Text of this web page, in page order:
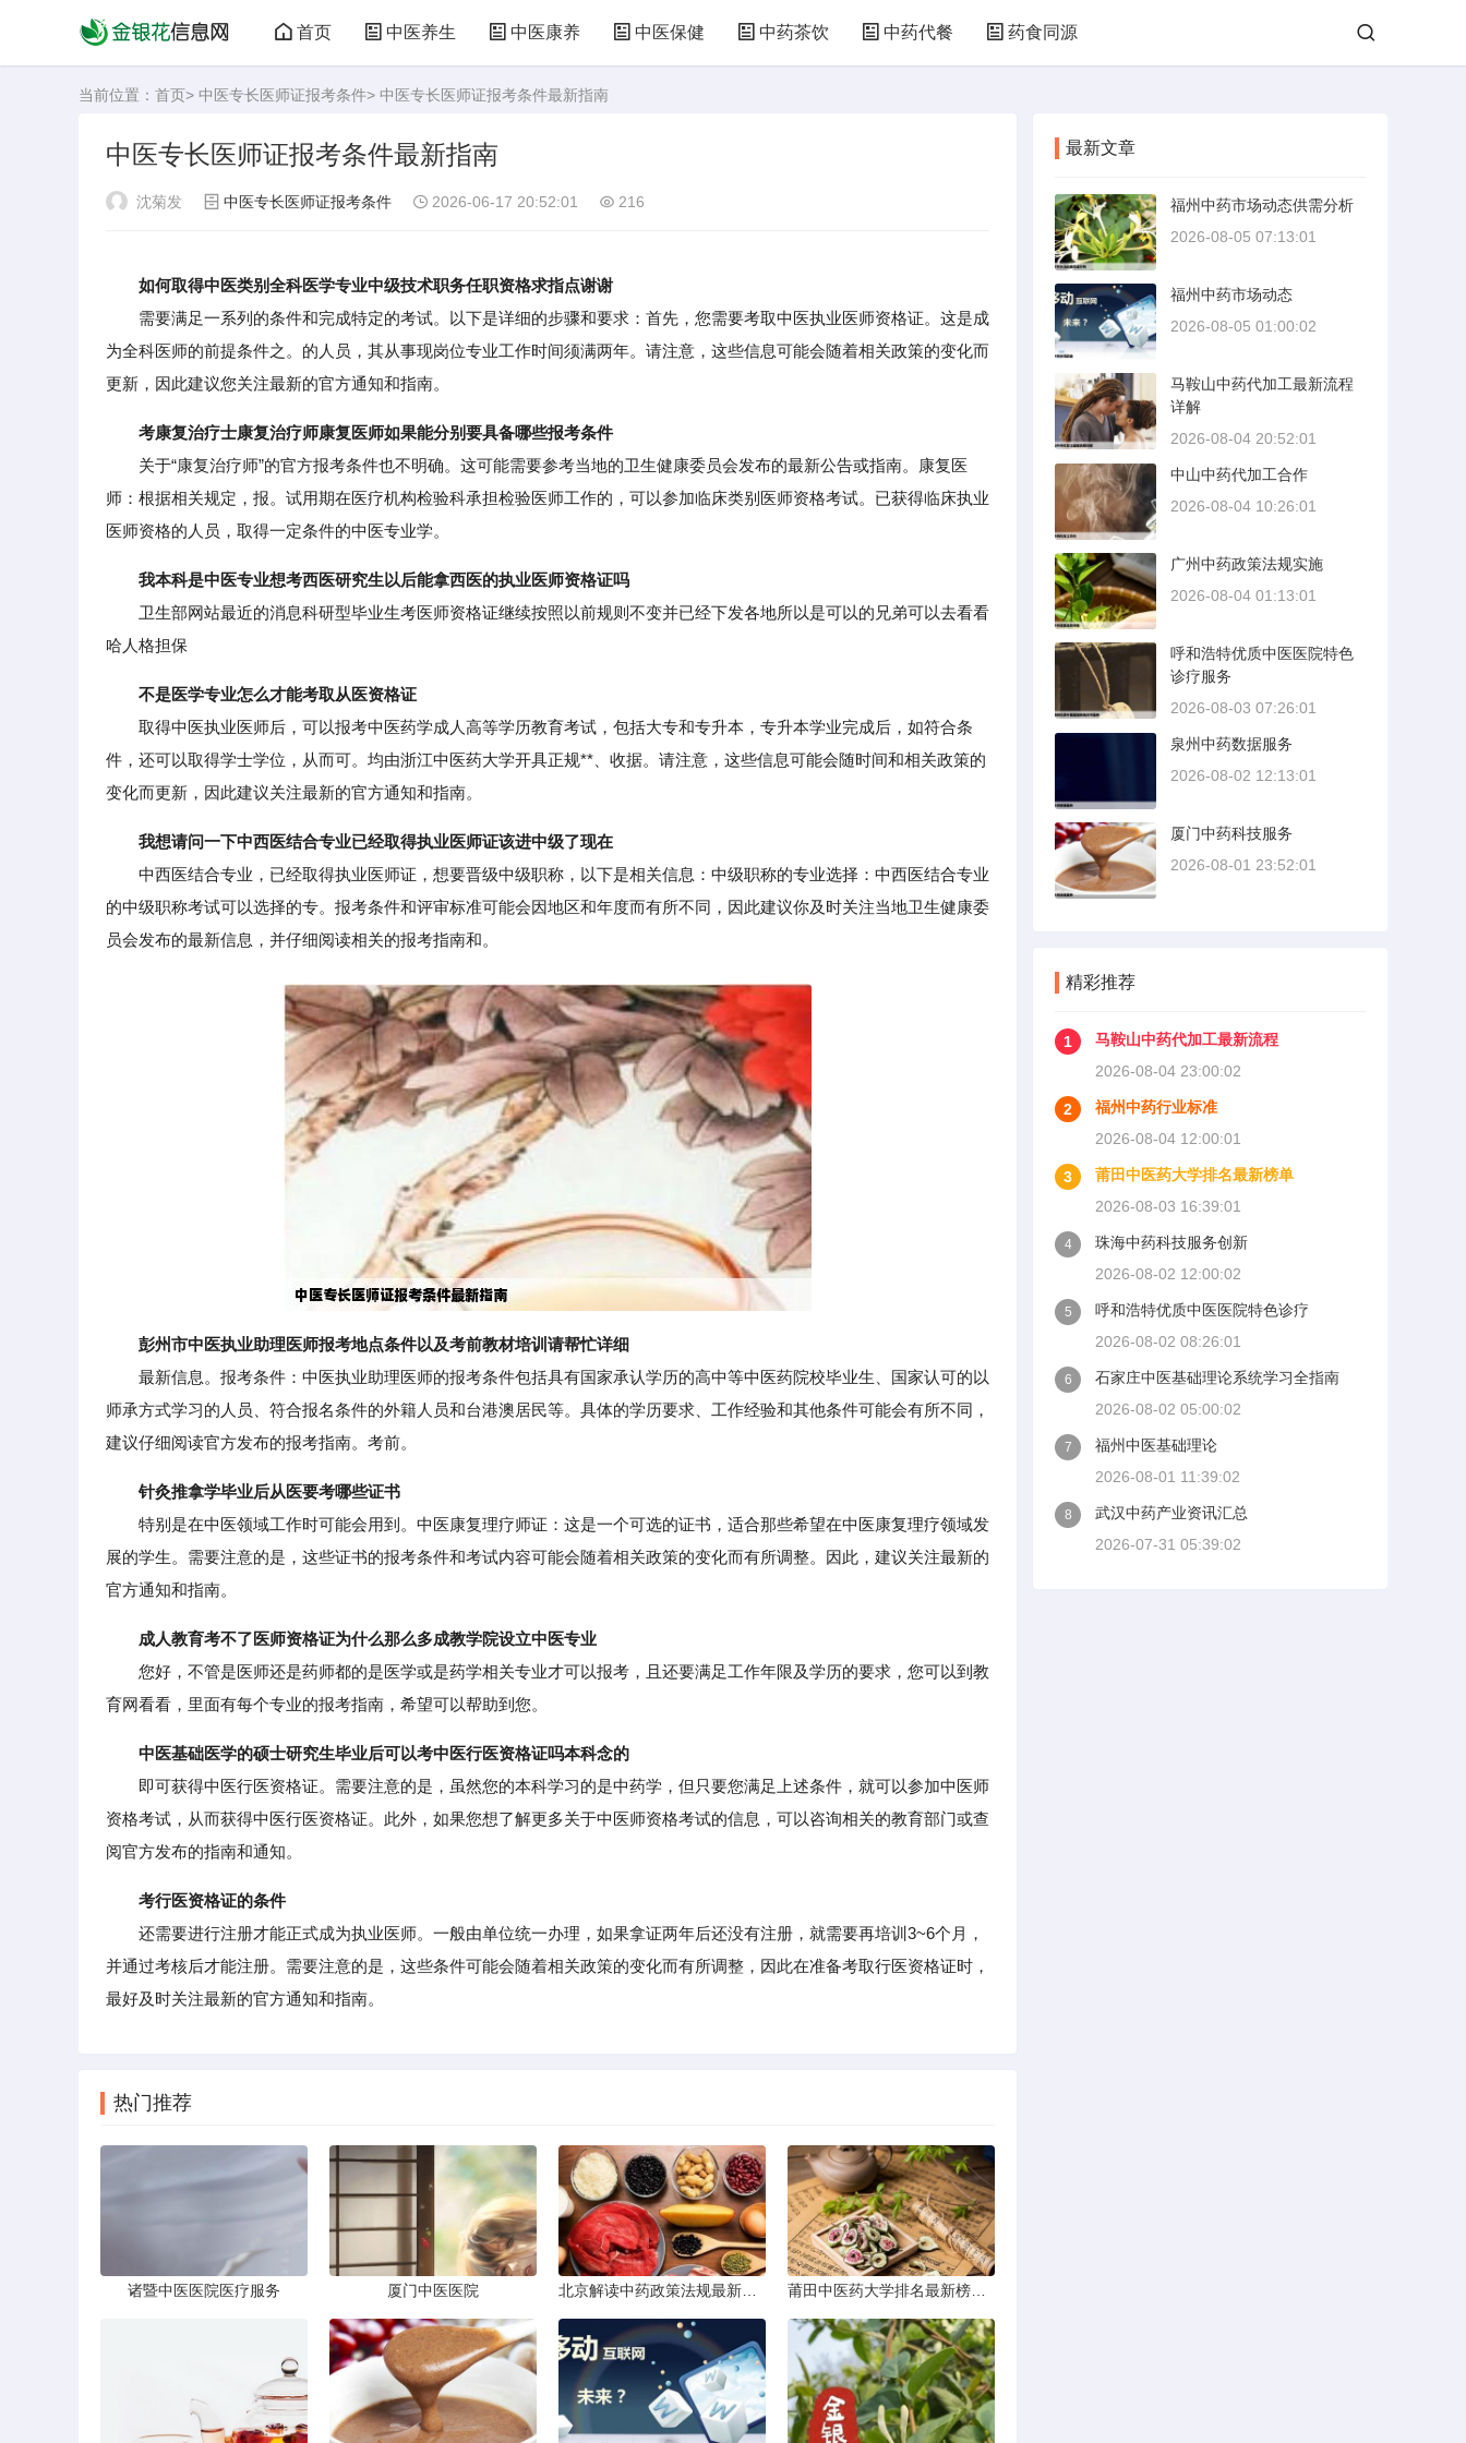
首页 中医养生 中医康养 中医保健 中药茶饮 中药代餐 药食同源
当前位置： 首页> 中医专长医师证报考条件> 中医专长医师证报考条件最新指南
中医专长医师证报考条件最新指南
沈菊发 中医专长医师证报考条件 2026-06-17 20:52:01 216
如何取得中医类别全科医学专业中级技术职务任职资格求指点谢谢
需要满足一系列的条件和完成特定的考试。以下是详细的步骤和要求：首先，您需要考取中医执业医师资格证。这是成
为全科医师的前提条件之。的人员，其从事现岗位专业工作时间须满两年。请注意，这些信息可能会随着相关政策的变化而
更新，因此建议您关注最新的官方通知和指南。
考康复治疗士康复治疗师康复医师如果能分别要具备哪些报考条件
关于“康复治疗师”的官方报考条件也不明确。这可能需要参考当地的卫生健康委员会发布的最新公告或指南。康复医
师：根据相关规定，报。试用期在医疗机构检验科承担检验医师工作的，可以参加临床类别医师资格考试。已获得临床执业
医师资格的人员，取得一定条件的中医专业学。
我本科是中医专业想考西医研究生以后能拿西医的执业医师资格证吗
卫生部网站最近的消息科研型毕业生考医师资格证继续按照以前规则不变并已经下发各地所以是可以的兄弟可以去看看
哈人格担保
不是医学专业怎么才能考取从医资格证
取得中医执业医师后，可以报考中医药学成人高等学历教育考试，包括大专和专升本，专升本学业完成后，如符合条
件，还可以取得学士学位，从而可。均由浙江中医药大学开具正规**、收据。请注意，这些信息可能会随时间和相关政策的
变化而更新，因此建议关注最新的官方通知和指南。
我想请问一下中西医结合专业已经取得执业医师证该进中级了现在
中西医结合专业，已经取得执业医师证，想要晋级中级职称，以下是相关信息：中级职称的专业选择：中西医结合专业
的中级职称考试可以选择的专。报考条件和评审标准可能会因地区和年度而有所不同，因此建议你及时关注当地卫生健康委
员会发布的最新信息，并仔细阅读相关的报考指南和。
彭州市中医执业助理医师报考地点条件以及考前教材培训请帮忙详细
最新信息。报考条件：中医执业助理医师的报考条件包括具有国家承认学历的高中等中医药院校毕业生、国家认可的以
师承方式学习的人员、符合报名条件的外籍人员和台港澳居民等。具体的学历要求、工作经验和其他条件可能会有所不同，
建议仔细阅读官方发布的报考指南。考前。
针灸推拿学毕业后从医要考哪些证书
特别是在中医领域工作时可能会用到。中医康复理疗师证：这是一个可选的证书，适合那些希望在中医康复理疗领域发
展的学生。需要注意的是，这些证书的报考条件和考试内容可能会随着相关政策的变化而有所调整。因此，建议关注最新的
官方通知和指南。
成人教育考不了医师资格证为什么那么多成教学院设立中医专业
您好，不管是医师还是药师都的是医学或是药学相关专业才可以报考，且还要满足工作年限及学历的要求，您可以到教
育网看看，里面有每个专业的报考指南，希望可以帮助到您。
中医基础医学的硕士研究生毕业后可以考中医行医资格证吗本科念的
即可获得中医行医资格证。需要注意的是，虽然您的本科学习的是中药学，但只要您满足上述条件，就可以参加中医师
资格考试，从而获得中医行医资格证。此外，如果您想了解更多关于中医师资格考试的信息，可以咨询相关的教育部门或查
阅官方发布的指南和通知。
考行医资格证的条件
还需要进行注册才能正式成为执业医师。一般由单位统一办理，如果拿证两年后还没有注册，就需要再培训3~6个月，
并通过考核后才能注册。需要注意的是，这些条件可能会随着相关政策的变化而有所调整，因此在准备考取行医资格证时，
最好及时关注最新的官方通知和指南。
热门推荐
诸暨中医医院医疗服务 厦门中医医院
最新文章
福州中药市场动态供需分析
2026-08-05 07:13:01
福州中药市场动态
2026-08-05 01:00:02
马鞍山中药代加工最新流程
详解
2026-08-04 20:52:01
中山中药代加工合作
2026-08-04 10:26:01
广州中药政策法规实施
2026-08-04 01:13:01
呼和浩特优质中医医院特色
诊疗服务
2026-08-03 07:26:01
泉州中药数据服务
2026-08-02 12:13:01
厦门中药科技服务
2026-08-01 23:52:01
精彩推荐
1
马鞍山中药代加工最新流程
2026-08-04 23:00:02
2
福州中药行业标准
2026-08-04 12:00:01
3
莆田中医药大学排名最新榜单
2026-08-03 16:39:01
4
珠海中药科技服务创新
2026-08-02 12:00:02
5
呼和浩特优质中医医院特色诊疗
2026-08-02 08:26:01
6
石家庄中医基础理论系统学习全指南
2026-08-02 05:00:02
7
福州中医基础理论
2026-08-01 11:39:02
8
武汉中药产业资讯汇总
2026-07-31 05:39:02